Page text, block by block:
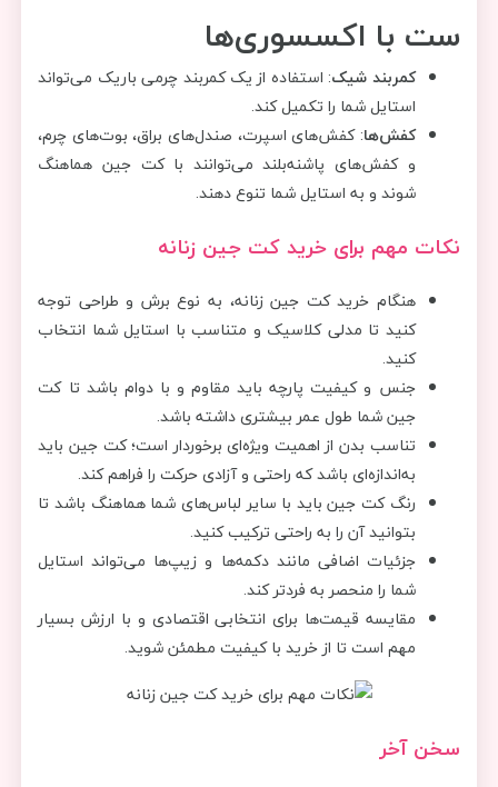
ست با اکسسوری‌ها
کمربند شیک: استفاده از یک کمربند چرمی باریک می‌تواند
استایل شما را تکمیل کند.
کفش‌ها: کفش‌های اسپرت، صندل‌های براق، بوت‌های چرم،
و کفش‌های پاشنه‌بلند می‌توانند با کت جین هماهنگ
شوند و به استایل شما تنوع دهند.
نکات مهم برای خرید کت جین زنانه
هنگام خرید کت جین زنانه، به نوع برش و طراحی توجه
کنید تا مدلی کلاسیک و متناسب با استایل شما انتخاب
کنید.
جنس و کیفیت پارچه باید مقاوم و با دوام باشد تا کت
جین شما طول عمر بیشتری داشته باشد.
تناسب بدن از اهمیت ویژه‌ای برخوردار است؛ کت جین باید
به‌اندازه‌ای باشد که راحتی و آزادی حرکت را فراهم کند.
رنگ کت جین باید با سایر لباس‌های شما هماهنگ باشد تا
بتوانید آن را به راحتی ترکیب کنید.
جزئیات اضافی مانند دکمه‌ها و زیپ‌ها می‌تواند استایل
شما را منحصر به فردتر کند.
مقایسه قیمت‌ها برای انتخابی اقتصادی و با ارزش بسیار
مهم است تا از خرید با کیفیت مطمئن شوید.
سخن آخر